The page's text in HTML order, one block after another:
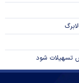
تسهیلات شود